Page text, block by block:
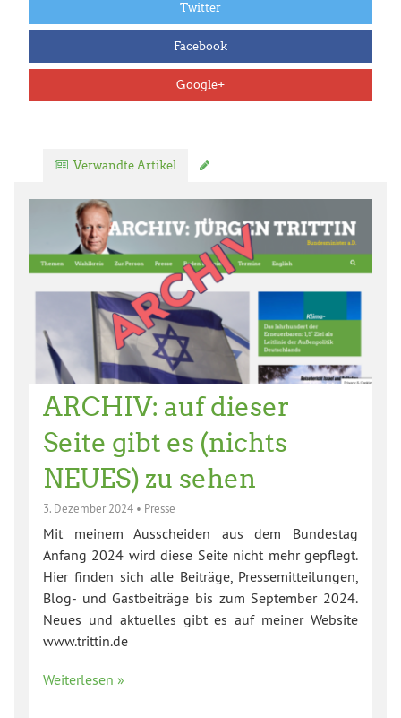
Twitter
Facebook
Google+
Verwandte Artikel
ARCHIV: auf dieser
Seite gibt es (nichts
NEUES) zu sehen
3. Dezember 2024 • Presse
Mit meinem Ausscheiden aus dem Bundestag
Anfang 2024 wird diese Seite nicht mehr gepflegt.
Hier finden sich alle Beiträge, Pressemitteilungen,
Blog- und Gastbeiträge bis zum September 2024.
Neues und aktuelles gibt es auf meiner Website
www.trittin.de
Weiterlesen »